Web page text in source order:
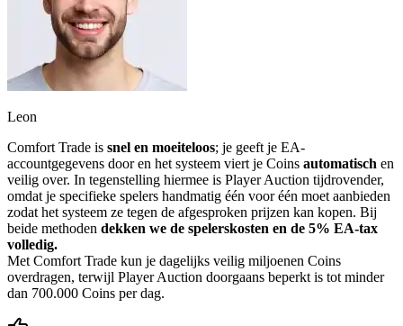
Leon
Comfort Trade is snel en moeiteloos; je geeft je EA-
accountgegevens door en het systeem viert je Coins automatisch en
veilig over. In tegenstelling hiermee is Player Auction tijdrovender,
omdat je specifieke spelers handmatig één voor één moet aanbieden
zodat het systeem ze tegen de afgesproken prijzen kan kopen. Bij
beide methoden dekken we de spelerskosten en de 5% EA-tax
volledig.
Met Comfort Trade kun je dagelijks veilig miljoenen Coins
overdragen, terwijl Player Auction doorgaans beperkt is tot minder
dan 700.000 Coins per dag.